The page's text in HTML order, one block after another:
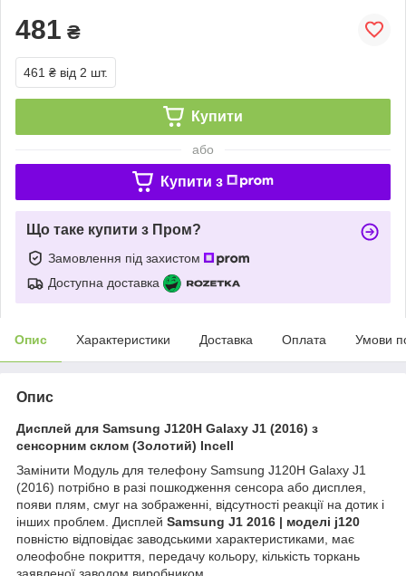
481 ₴
461 ₴ від 2 шт.
Купити
або
Купити з
Що таке купити з Пром?
Замовлення під захистом
Доступна доставка
Опис Характеристики Доставка Оплата Умови
Опис
Дисплей для Samsung J120H Galaxy J1 (2016) з
сенсорним склом (Золотий) Incell
Замінити Модуль для телефону Samsung J120H Galaxy J1
(2016) потрібно в разі пошкодження сенсора або дисплея,
появи плям, смуг на зображенні, відсутності реакції на дотик і
інших проблем. Дисплей Samsung J1 2016 | моделі j120
повністю відповідає заводськими характеристиками, має
олеофобне покриття, передачу кольору, кількість торкань
заявленої заводом виробником.